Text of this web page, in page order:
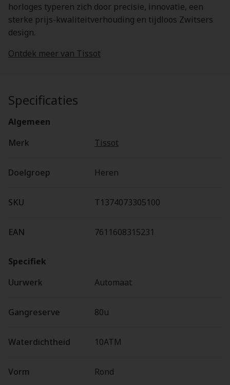
horloges typeren zich door precisie, innovatie, een
sterke prijs-kwaliteitverhouding en tijdloos Zwitsers
design.
Ontdek meer van Tissot
Specificaties
Algemeen
Merk
Tissot
Doelgroep Heren
SKU T1374073305100
EAN 7611608315231
Specifiek
Uurwerk
Automaat
Gangreserve 80u
Waterdichtheid 10ATM
Vorm Rond